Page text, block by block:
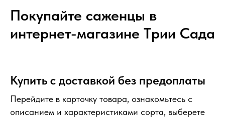
Покупайте саженцы в
интернет-магазине Tрии Сада
Купить с доставкой без предоплаты
Перейдите в карточку товара, ознакомьтесь с
описанием и характеристиками сорта, выберете